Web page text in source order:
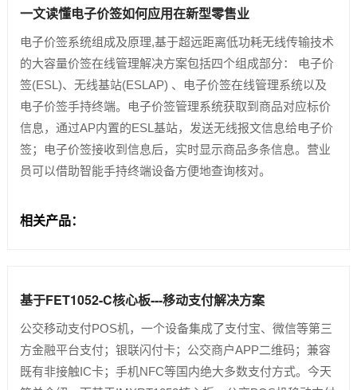
一文读懂电子价签如何应用在新型零售业
电子价签系统组成及原理,基于超远距离低功耗无线传输技术
的大容量价签在线管理解决方案包括四个组成部分： 电子价
签(ESL)、无线基站(ESLAP) 、电子价签在线管理系统以及
电子价签手持终端。电子价签管理系统获取到商品对应标价
信息，通过AP内置的ESL基站，发送无线报文信息给电子价
签；电子价签接收到信息后，实时显示商品多条信息。营业
员可以借助智能手持终端设备方便地查询核对。
相关产品：
基于FET1052-C核心板---移动支付解决方案
公交移动支付POS机，一个设备集成了支付宝、微信等第三
方金融平台支付；银联闪付卡；公交商户APP二维码；兼容
既有非接触IC卡；手机NFC等国内绝大多数支付方式。今天